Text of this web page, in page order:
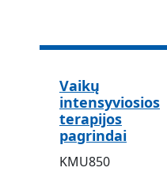
Vaikų
intensyviosios
terapijos
pagrindai
KMU850